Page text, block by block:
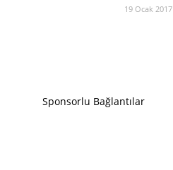
19 Ocak 2017
Sponsorlu Bağlantılar